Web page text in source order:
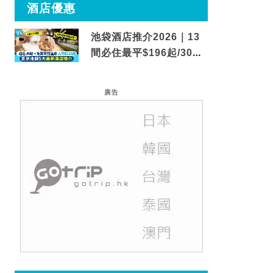
酒店優惠
池袋酒店推介2026｜13
間必住最平$196起/30秒
廣告